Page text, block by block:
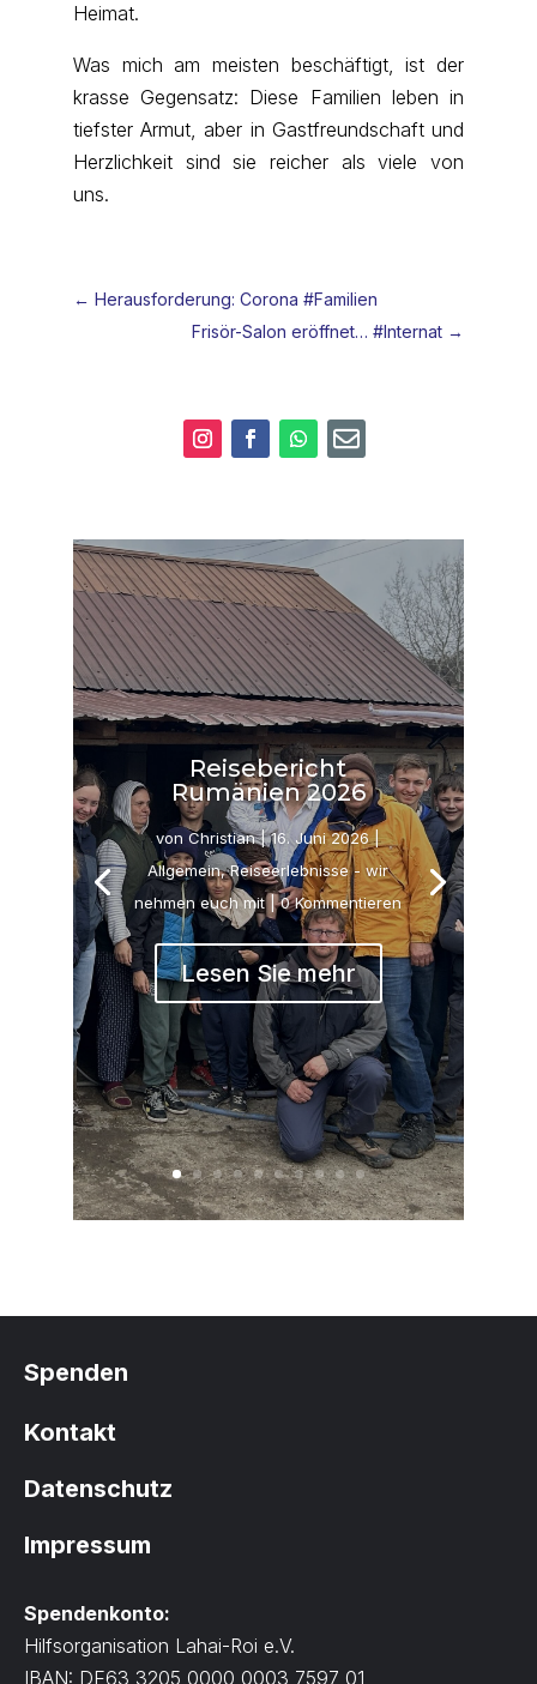
Heimat.
Was mich am meisten beschäftigt, ist der
krasse Gegensatz: Diese Familien leben in
tiefster Armut, aber in Gastfreundschaft und
Herzlichkeit sind sie reicher als viele von
uns.
← Herausforderung: Corona #Familien
Frisör-Salon eröffnet… #Internat →
Reisebericht
Rumänien 2026
vonChristian|16. Juni 2026|
Allgemein,Reiseerlebnisse - wir
nehmen euch mit| 0 Kommentieren
Lesen Sie mehr
Spenden
Kontakt
Datenschutz
Impressum
Spendenkonto:
Hilfsorganisation Lahai-Roi e.V.
IBAN: DE63 3205 0000 0003 7597 01